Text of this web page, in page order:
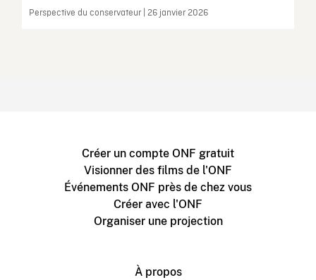
Perspective du conservateur | 26 janvier 2026
Créer un compte ONF gratuit
Visionner des films de l'ONF
Événements ONF près de chez vous
Créer avec l'ONF
Organiser une projection
À propos